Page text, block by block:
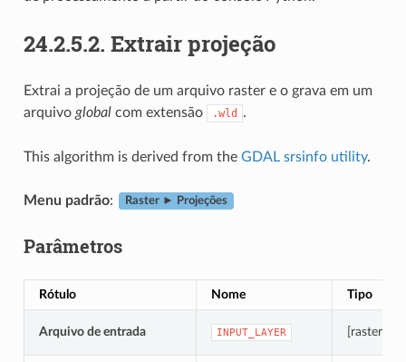
24.2.5.2. Extrair projeção
Extrai a projeção de um arquivo raster e o grava em um
arquivo globalcom extensão .wld .
This algorithm is derived from the GDAL srsinfo utility.
Menu padrão: Raster ► Projeções
Parâmetros
Rótulo Nome Tipo
Arquivo de entrada INPUT_LAYER [raster]